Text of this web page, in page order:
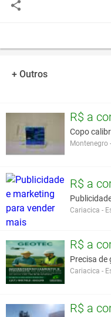
+ Outros
R$ a
Copo
Montenegro
R$ a
Cariacica -
R$ a
Precisa de
Cariacica -
R$ a